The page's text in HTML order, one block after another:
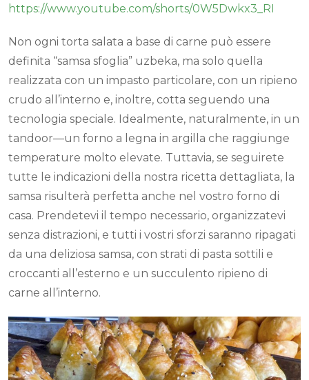
https://www.youtube.com/shorts/0W5Dwkx3_RI
Non ogni torta salata a base di carne può essere
definita “samsa sfoglia” uzbeka, ma solo quella
realizzata con un impasto particolare, con un ripieno
crudo all’interno e, inoltre, cotta seguendo una
tecnologia speciale. Idealmente, naturalmente, in un
tandoor—un forno a legna in argilla che raggiunge
temperature molto elevate. Tuttavia, se seguirete
tutte le indicazioni della nostra ricetta dettagliata, la
samsa risulterà perfetta anche nel vostro forno di
casa. Prendetevi il tempo necessario, organizzatevi
senza distrazioni, e tutti i vostri sforzi saranno ripagati
da una deliziosa samsa, con strati di pasta sottili e
croccanti all’esterno e un succulento ripieno di
carne all’interno.